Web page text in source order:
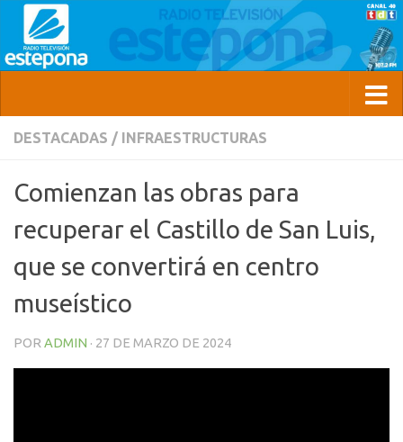
DESTACADAS / INFRAESTRUCTURAS
Comienzan las obras para
recuperar el Castillo de San Luis,
que se convertirá en centro
museístico
POR ADMIN · 27 DE MARZO DE 2024